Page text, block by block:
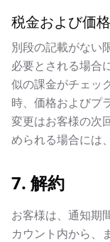
税金および価
別段の記載がない
必要とされる場合
似の課金がチェッ
時、価格およびプ
変更はお客様の次
められる場合には
7. 解約
お客様は、通知期
カウント内から、